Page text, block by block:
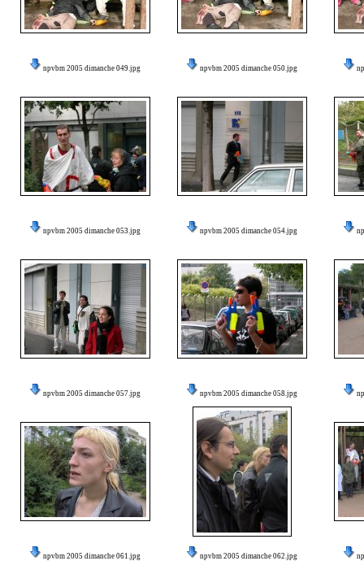
npvbm 2005 dimanche 049.jpg npvbm 2005 dimanche 050.jpg
npvbm 2005 dimanche 053.jpg npvbm 2005 dimanche 054.jpg
npvbm 2005 dimanche 057.jpg npvbm 2005 dimanche 058.jpg
npvbm 2005 dimanche 061.jpg npvbm 2005 dimanche 062.jpg